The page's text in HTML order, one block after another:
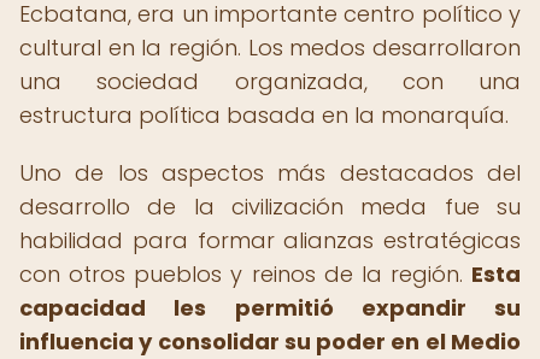
Ecbatana, era un importante centro político y
cultural en la región. Los medos desarrollaron
una sociedad organizada, con una
estructura política basada en la monarquía.
Uno de los aspectos más destacados del
desarrollo de la civilización meda fue su
habilidad para formar alianzas estratégicas
con otros pueblos y reinos de la región. Esta
capacidad les permitió expandir su
influencia y consolidar su poder en el Medio